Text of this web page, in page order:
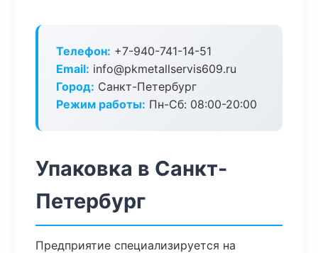
Телефон: +7-940-741-14-51
Email: info@pkmetallservis609.ru
Город: Санкт-Петербург
Режим работы: Пн-Сб: 08:00-20:00
Упаковка в Санкт-
Петербург
Предприятие специализируется на